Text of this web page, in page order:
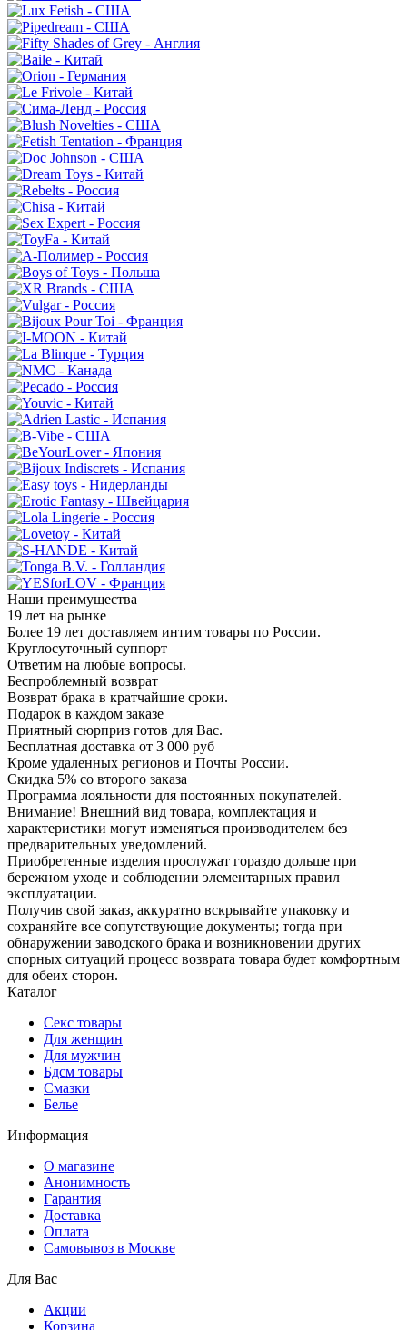
Наши преимущества
19 лет на рынке
Более 19 лет доставляем интим товары по России.
Круглосуточный суппорт
Ответим на любые вопросы.
Беспроблемный возврат
Возврат брака в кратчайшие сроки.
Подарок в каждом заказе
Приятный сюрприз готов для Вас.
Бесплатная доставка от 3 000 руб
Кроме удаленных регионов и Почты России.
Скидка 5% со второго заказа
Программа лояльности для постоянных покупателей.
Внимание! Внешний вид товара, комплектация и
характеристики могут изменяться производителем без
предварительных уведомлений.
Приобретенные изделия прослужат гораздо дольше при
бережном уходе и соблюдении элементарных правил
эксплуатации.
Получив свой заказ, аккуратно вскрывайте упаковку и
сохраняйте все сопутствующие документы; тогда при
обнаружении заводского брака и возникновении других
спорных ситуаций процесс возврата товара будет комфортным
для обеих сторон.
Каталог
Секс товары
Для женщин
Для мужчин
Бдсм товары
Смазки
Белье
Информация
О магазине
Анонимность
Гарантия
Доставка
Oплата
Самовывоз в Москве
Для Вас
Акции
Корзина